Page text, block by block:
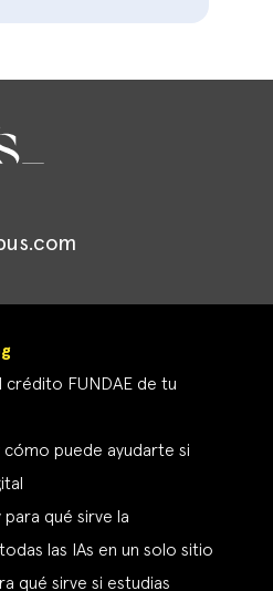
FUNDAE de tu
cómo puede ayudarte si
para qué sirve la
las IAs en un solo sitio
qué sirve si estudias